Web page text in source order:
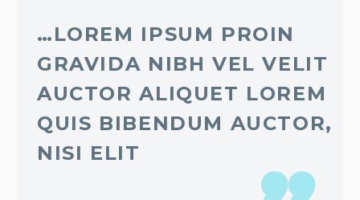
…LOREM IPSUM PROIN
GRAVIDA NIBH VEL VELIT
AUCTOR ALIQUET LOREM
QUIS BIBENDUM AUCTOR,
NISI ELIT